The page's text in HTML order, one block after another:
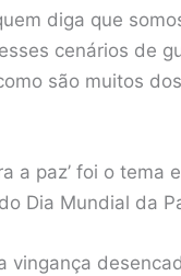
diga que
cenários de
são muitos
a paz’ foi o tema
Dia Mundial da
vingança